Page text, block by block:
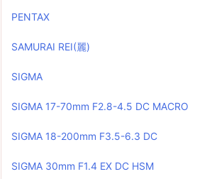
PENTAX
SAMURAI REI(麗)
SIGMA
SIGMA 17-70mm F2.8-4.5 DC MACRO
SIGMA 18-200mm F3.5-6.3 DC
SIGMA 30mm F1.4 EX DC HSM